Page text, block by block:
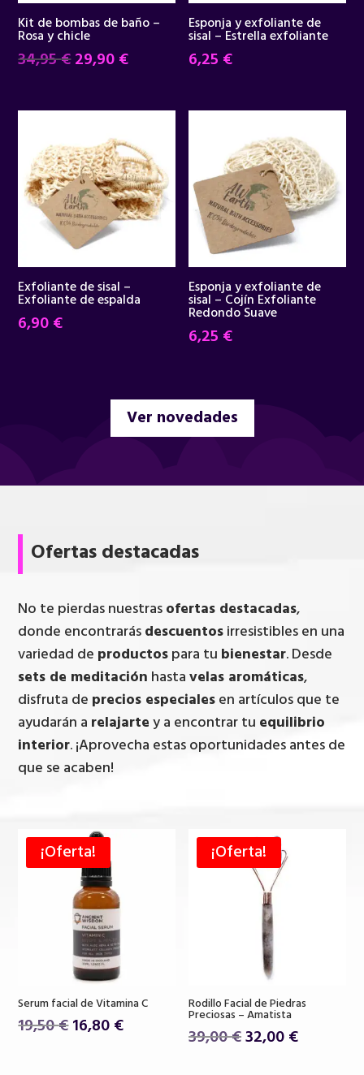
Kit de bombas de baño –
Rosa y chicle
34,95€El
34,95 €.
29,90€El
29,90 €.
Esponja y exfoliante de
sisal – Estrella exfoliante
6,25 €
Exfoliante de sisal –
Exfoliante de espalda
6,90€
Esponja y exfoliante de
sisal – Cojín Exfoliante
Redondo Suave
6,25 €
Ver novedades
Ofertas destacadas
No te pierdas nuestrasofertas destacadas,
donde encontrarásdescuentosirresistibles en una
variedad de productospara tu bienestar. Desde
sets de meditación hastavelas aromáticas,
disfruta de precios especialesen artículos que te
ayudarán a relajartey a encontrar tu equilibrio
interior. ¡Aprovecha estas oportunidades antes de
que se acaben!
¡Oferta!
Serum facial de Vitamina C
19,50€El
16,80€El
¡Oferta!
Rodillo Facial de Piedras
Preciosas – Amatista
39,00€El
32,00€El